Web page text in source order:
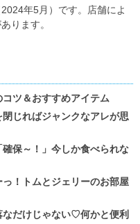
年5月）です。店舗によ
ります。
ツ＆おすすめアイテム
じればジャンクなアレが思
保～！」今しか食べられな
！トムとジェリーのお部屋
だけじゃない♡何かと便利